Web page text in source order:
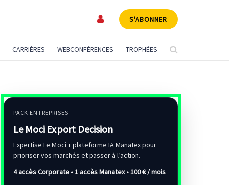
S'ABONNER
CARRIÈRES WEBCONFÉRENCES TROPHÉES
PACK ENTREPRISES
Le Moci Export Decision
Expertise Le Moci + plateforme IA Manatex pour
prioriser vos marchés et passer à l’action.
4 accès Corporate • 1 accès Manatex •100 € / mois